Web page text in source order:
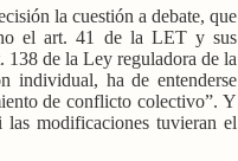
la cuestión a debate, que
el art. 41 de la LET y sus
138 de la Ley reguladora de la
individual, ha de entenderse
de conflicto colectivo”. Y
modificaciones tuvieran el